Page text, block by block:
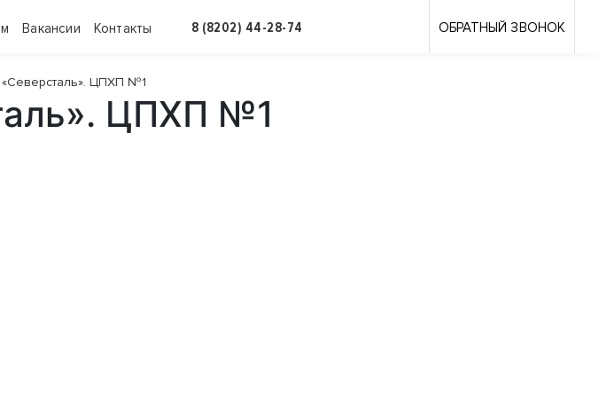
Вакансии Контакты 8 (8202) 44-28-74 ОБРАТНЫЙ ЗВОНОК
ЦПХП №1
ЦПХП №1